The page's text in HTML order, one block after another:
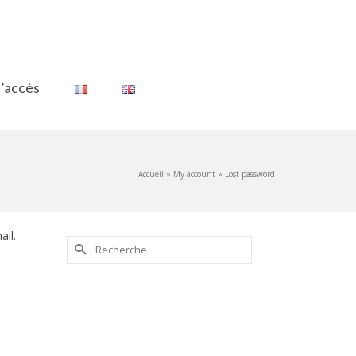
Accueil » My account » Lost password
Rechercher :